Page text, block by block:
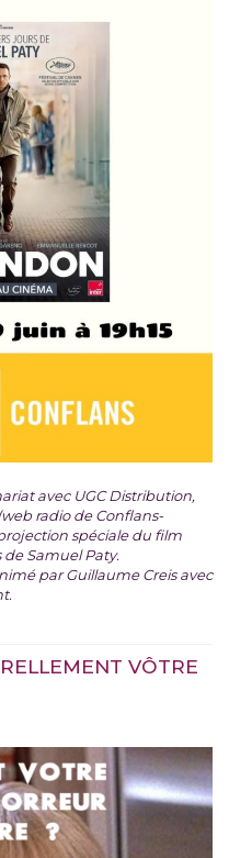
avec UGC Distribution,
radio de Conflans-
spéciale du film
de Samuel Paty.
par Guillaume Creis avec
VÔTRE